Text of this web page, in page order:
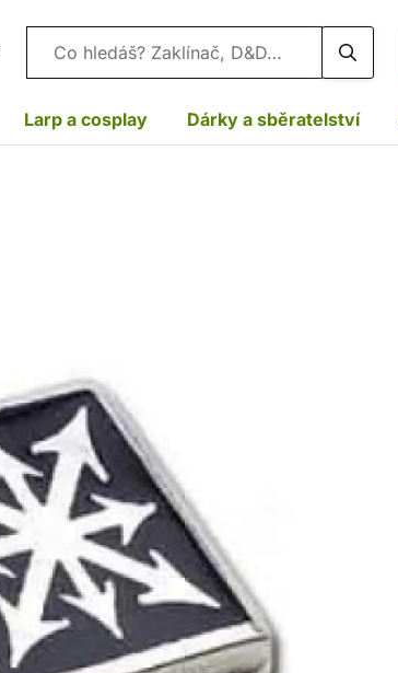
Vyhledávání
Larp a cosplay Dárky a sběratelství